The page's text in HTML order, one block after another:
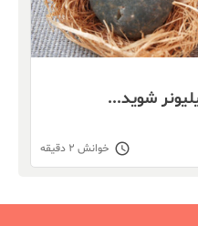
شوید...
schedule خوانش ۲ دقیقه